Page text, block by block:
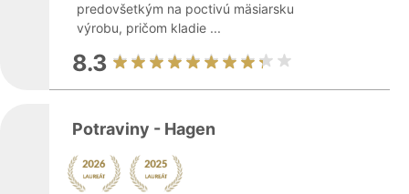
predovšetkým na poctivú mäsiarsku
výrobu, pričom kladie ...
8.3
Potraviny - Hagen